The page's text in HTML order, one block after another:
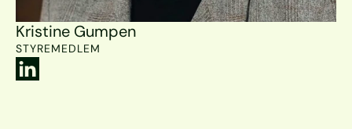
Kristine Gumpen
STYREMEDLEM